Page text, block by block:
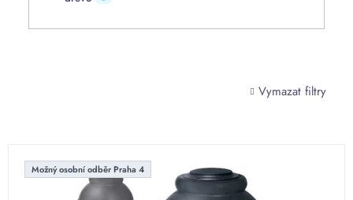
Vymazat filtry
Možný osobní odběr Praha 4